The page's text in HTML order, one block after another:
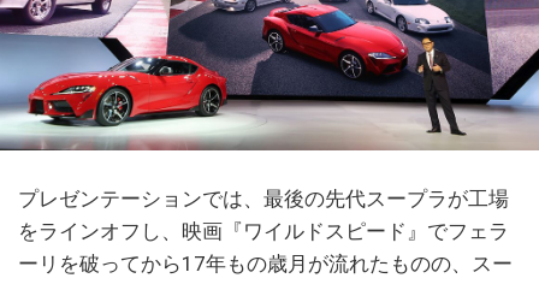
プレゼンテーションでは、最後の先代スープラが工場
をラインオフし、映画『ワイルドスピード』でフェラ
ーリを破ってから17年もの歳月が流れたものの、スー